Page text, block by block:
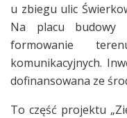
u zbiegu ulic
Na placu budowy
formowanie
komunikacyjnych.
dofinansowana ze
To część projektu